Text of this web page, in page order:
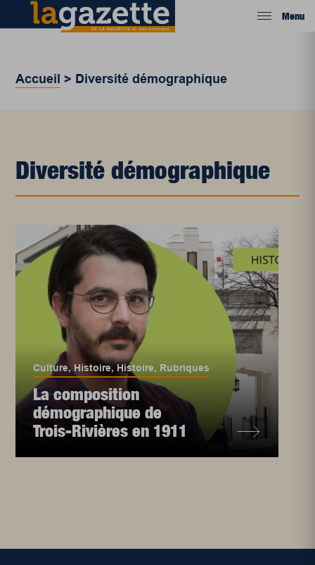
Menu
Accueil > Diversité démographique
Diversité démographique
Culture, Histoire,Histoire, Rubriques
La composition
démographique de
Trois-Rivières en 1911